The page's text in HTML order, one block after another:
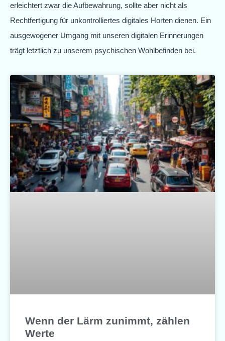
Wenn der Lärm zunimmt, zählen
Werte
erleichtert zwar die Aufbewahrung, sollte aber nicht als
Rechtfertigung für unkontrolliertes digitales Horten dienen. Ein
ausgewogener Umgang mit unseren digitalen Erinnerungen
trägt letztlich zu unserem psychischen Wohlbefinden bei.